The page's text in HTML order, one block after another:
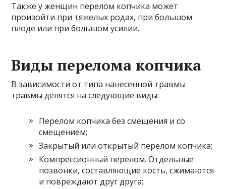
Также у женщин перелом копчика может
произойти при тяжелых родах, при большом
плоде или при большом усилии.
Виды перелома копчика
В зависимости от типа нанесенной травмы
травмы делятся на следующие виды:
Перелом копчика без смещения и со
смещением;
Закрытый или открытый перелом копчика;
Компрессионный перелом. Отдельные
позвонки, составляющие кость, сжимаются
и повреждают друг друга;